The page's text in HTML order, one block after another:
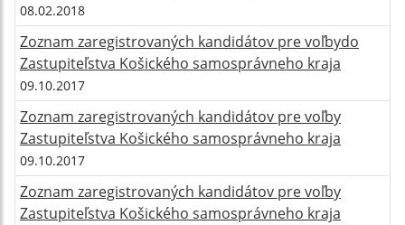
08.02.2018
Zoznam zaregistrovaných kandidátov pre voľbydo
Zastupiteľstva Košického samosprávneho kraja
09.10.2017
Zoznam zaregistrovaných kandidátov pre voľby
Zastupiteľstva Košického samosprávneho kraja
09.10.2017
Zoznam zaregistrovaných kandidátov pre voľby
Zastupiteľstva Košického samosprávneho kraja